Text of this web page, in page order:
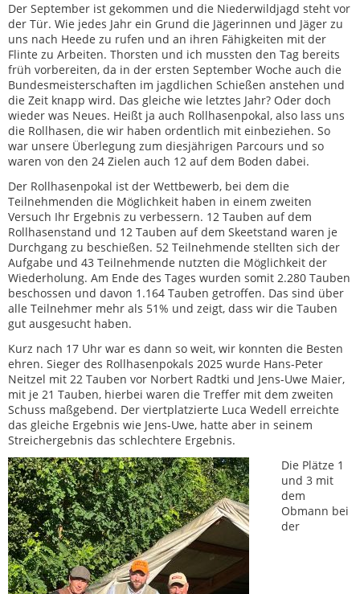
Der September ist gekommen und die Niederwildjagd steht vor
der Tür. Wie jedes Jahr ein Grund die Jägerinnen und Jäger zu
uns nach Heede zu rufen und an ihren Fähigkeiten mit der
Flinte zu Arbeiten. Thorsten und ich mussten den Tag bereits
früh vorbereiten, da in der ersten September Woche auch die
Bundesmeisterschaften im jagdlichen Schießen anstehen und
die Zeit knapp wird. Das gleiche wie letztes Jahr? Oder doch
wieder was Neues. Heißt ja auch Rollhasenpokal, also lass uns
die Rollhasen, die wir haben ordentlich mit einbeziehen. So
war unsere Überlegung zum diesjährigen Parcours und so
waren von den 24 Zielen auch 12 auf dem Boden dabei.
Der Rollhasenpokal ist der Wettbewerb, bei dem die
Teilnehmenden die Möglichkeit haben in einem zweiten
Versuch Ihr Ergebnis zu verbessern. 12 Tauben auf dem
Rollhasenstand und 12 Tauben auf dem Skeetstand waren je
Durchgang zu beschießen. 52 Teilnehmende stellten sich der
Aufgabe und 43 Teilnehmende nutzten die Möglichkeit der
Wiederholung. Am Ende des Tages wurden somit 2.280 Tauben
beschossen und davon 1.164 Tauben getroffen. Das sind über
alle Teilnehmer mehr als 51% und zeigt, dass wir die Tauben
gut ausgesucht haben.
Kurz nach 17 Uhr war es dann so weit, wir konnten die Besten
ehren. Sieger des Rollhasenpokals 2025 wurde Hans-Peter
Neitzel mit 22 Tauben vor Norbert Radtki und Jens-Uwe Maier,
mit je 21 Tauben, hierbei waren die Treffer mit dem zweiten
Schuss maßgebend. Der viertplatzierte Luca Wedell erreichte
das gleiche Ergebnis wie Jens-Uwe, hatte aber in seinem
Streichergebnis das schlechtere Ergebnis.
Die Plätze 1
und 3 mit
dem
Obmann bei
der